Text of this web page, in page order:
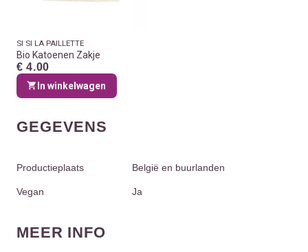
SI SI LA PAILLETTE
Bio Katoenen Zakje
€ 4.00
In winkelwagen
GEGEVENS
Productieplaats België en buurlanden
Vegan Ja
MEER INFO